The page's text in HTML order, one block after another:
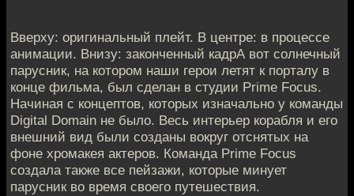
Вверху: оригинальный плейт. В центре: в процессе
анимации. Внизу: законченный кадрА вот солнечный
парусник, на котором наши герои летят к порталу в
конце фильма, был сделан в студии Prime Focus.
Начиная с концептов, которых изначально у команды
Digital Domain не было. Весь интерьер корабля и его
внешний вид были созданы вокруг отснятых на
фоне хромакея актеров. Команда Prime Focus
создала также все пейзажи, которые минует
парусник во время своего путешествия.